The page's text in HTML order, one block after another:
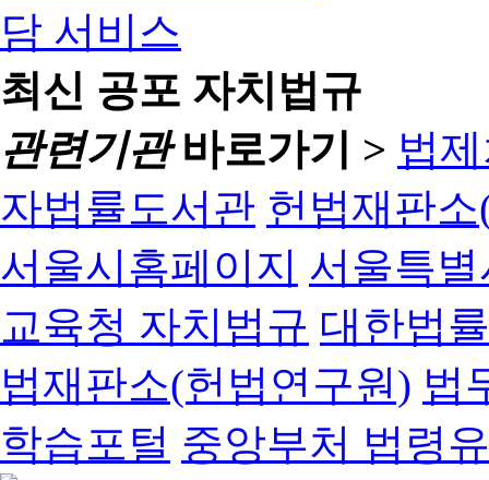
최신 공포 자치법규
관련기관바로가기 > 법
자법률도서관 헌법재판
서울시홈페이지 서울특
교육청 자치법규 대한법
법재판소(헌법연구원) 법
학습포털 중앙부처 법령